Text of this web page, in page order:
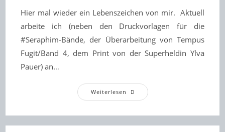
Hier mal wieder ein Lebenszeichen von mir. Aktuell
arbeite ich (neben den Druckvorlagen für die
#Seraphim-Bände, der Überarbeitung von Tempus
Fugit/Band 4, dem Print von der Superheldin Ylva
Pauer) an…
Weiterlesen Messevorbereitungen
Für